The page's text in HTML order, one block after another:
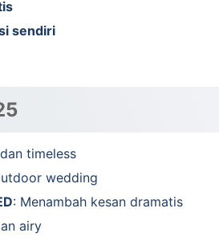
sendiri
timeless
wedding
: Menambah kesan dramatis
airy